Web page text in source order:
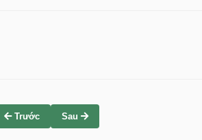
Trước Sau